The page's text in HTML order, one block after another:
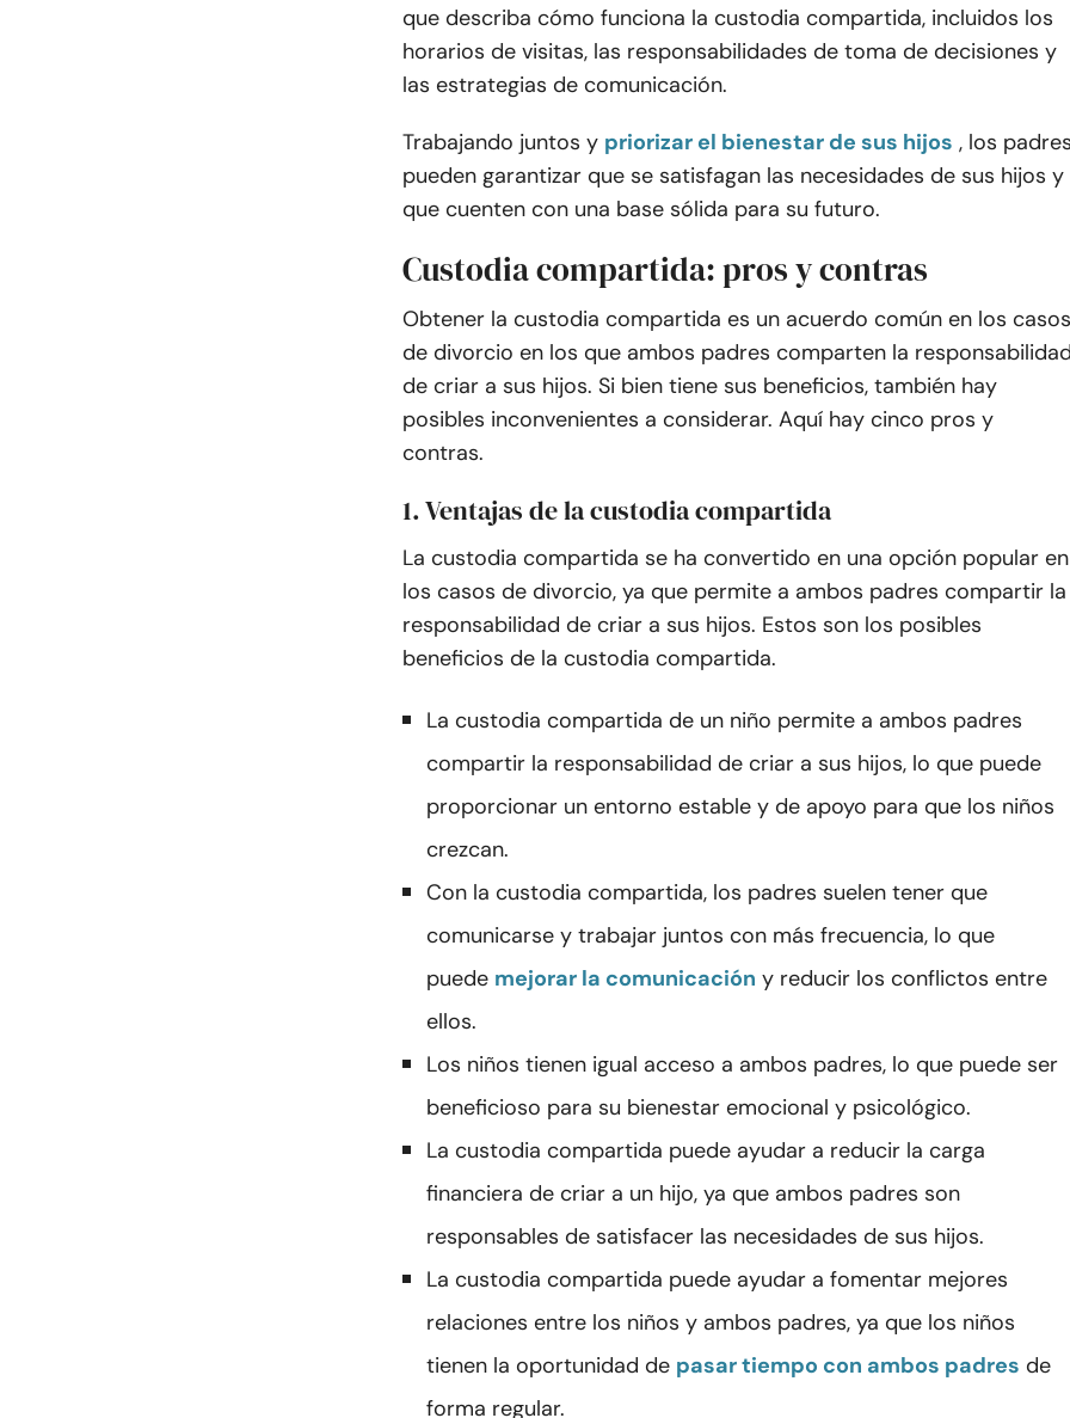
que describa cómo funciona la custodia compartida, incluidos los
horarios de visitas, las responsabilidades de toma de decisiones y
las estrategias de comunicación.
Trabajando juntos y priorizar el bienestar de sus hijos , los
pueden garantizar que se satisfagan las necesidades de sus hijos y
que cuenten con una base sólida para su futuro.
Custodia compartida: pros y contras
Obtener la custodia compartida es un acuerdo común en los casos
de divorcio en los que ambos padres comparten la
de criar a sus hijos. Si bien tiene sus beneficios, también hay
posibles inconvenientes a considerar. Aquí hay cinco pros y
contras.
1. Ventajas de la custodia compartida
La custodia compartida se ha convertido en una opción popular en
los casos de divorcio, ya que permite a ambos padres compartir la
responsabilidad de criar a sus hijos. Estos son los posibles
beneficios de la custodia compartida.
La custodia compartida de un niño permite a ambos padres
compartir la responsabilidad de criar a sus hijos, lo que puede
proporcionar un entorno estable y de apoyo para que los niños
crezcan.
Con la custodia compartida, los padres suelen tener que
comunicarse y trabajar juntos con más frecuencia, lo que
puede mejorar la comunicación y reducir los conflictos entre
ellos.
Los niños tienen igual acceso a ambos padres, lo que puede ser
beneficioso para su bienestar emocional y psicológico.
La custodia compartida puede ayudar a reducir la carga
financiera de criar a un hijo, ya que ambos padres son
responsables de satisfacer las necesidades de sus hijos.
La custodia compartida puede ayudar a fomentar mejores
relaciones entre los niños y ambos padres, ya que los niños
tienen la oportunidad de pasar tiempo con ambos padres de
forma regular.